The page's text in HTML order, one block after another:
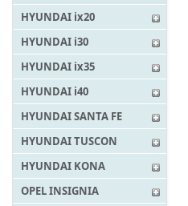
HYUNDAI ix20
HYUNDAI i30
HYUNDAI ix35
HYUNDAI i40
HYUNDAI SANTA FE
HYUNDAI TUSCON
HYUNDAI KONA
OPEL INSIGNIA